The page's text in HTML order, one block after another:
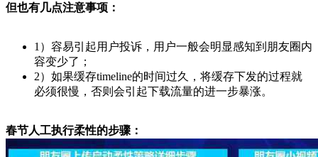
但也有几点注意事项：
1）容易引起用户投诉，用户一般会明显感知到朋友圈内
容变少了；
2）如果缓存timeline的时间过久，将缓存下发的过程就
必须很慢，否则会引起下载流量的进一步暴涨。
春节人工执行柔性的步骤：